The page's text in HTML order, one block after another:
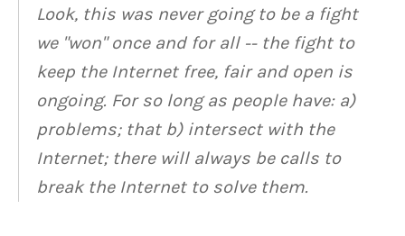
Look, this was never going to be a fight
we "won" once and for all -- the fight to
keep the Internet free, fair and open is
ongoing. For so long as people have: a)
problems; that b) intersect with the
Internet; there will always be calls to
break the Internet to solve them.